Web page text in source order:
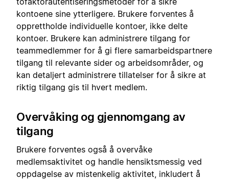
kontoene sine ytterligere. Brukere forventes å
opprettholde individuelle kontoer, ikke delte
kontoer. Brukere kan administrere tilgang for
teammedlemmer for å gi flere samarbeidspartnere
tilgang til relevante sider og arbeidsområder, og
kan detaljert administrere tillatelser for å sikre at
riktig tilgang gis til hvert medlem.
Overvåking og gjennomgang av
tilgang
Brukere forventes også å overvåke
medlemsaktivitet og handle hensiktsmessig ved
oppdagelse av mistenkelig aktivitet, inkludert å